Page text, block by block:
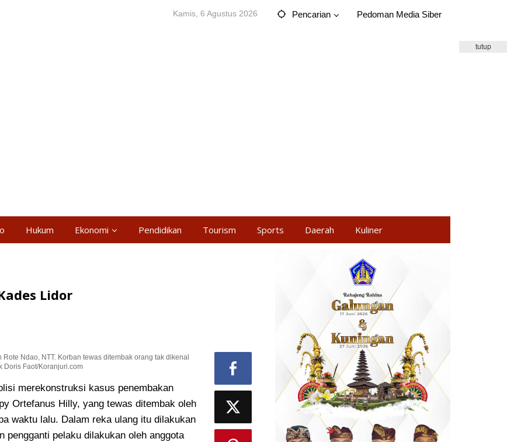
Kamis, 6 Agustus 2026 Pencarian Pedoman Media Siber
Hukum Ekonomi Pendidikan Tourism Sports Daerah Kuliner
tutup
Lidor
Ndao, NTT. Korban tewas ditembak orang tak dikenal
Doris Faot/Koranjuri.com
merekonstruksi kasus penembakan
Ortefanus Hilly, yang tewas ditembak oleh
waktu lalu. Dalam reka ulang itu dilakukan
pengganti pelaku dilakukan oleh anggota